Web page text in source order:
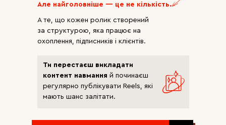
Ти перестаєш викладати
контент навмання й починаєш
регулярно публікувати Reels, які
мають шанс залітати.
А те, що кожен ролик створений
за структурою, яка працює на
охоплення, підписників і клієнтів.
Але найголовніше — це не кількість.